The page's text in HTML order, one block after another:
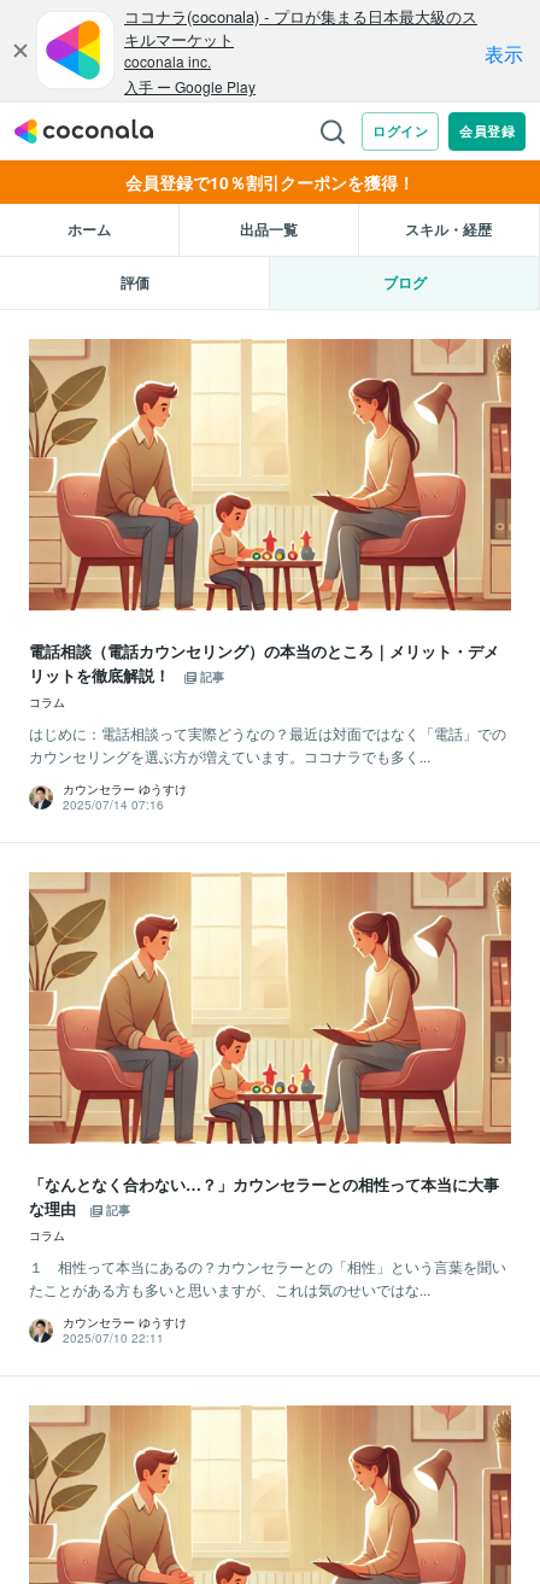
会員登録で10％割引クーポンを獲得！
ホーム 出品一覧 スキル・経歴
評価 ブログ
電話相談（電話カウンセリング）の本当のところ｜メリット・デメ
リットを徹底解説！
記事
コラム
はじめに：電話相談って実際どうなの？最近は対面ではなく「電話」での
カウンセリングを選ぶ方が増えています。ココナラでも多く...
カウンセラー ゆうすけ
2025/07/14 07:16
「なんとなく合わない…？」カウンセラーとの相性って本当に大事
な理由
記事
コラム
１ 相性って本当にあるの？カウンセラーとの「相性」という言葉を聞い
たことがある方も多いと思いますが、これは気のせいではな...
カウンセラー ゆうすけ
2025/07/10 22:11